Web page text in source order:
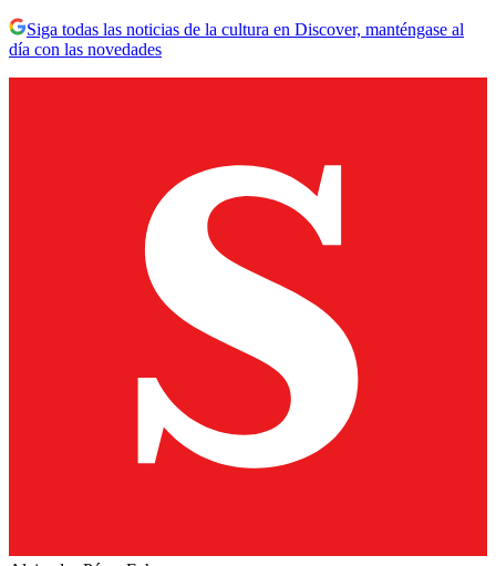
Siga todas las noticias de la cultura en Discover, manténgase al
día con las novedades